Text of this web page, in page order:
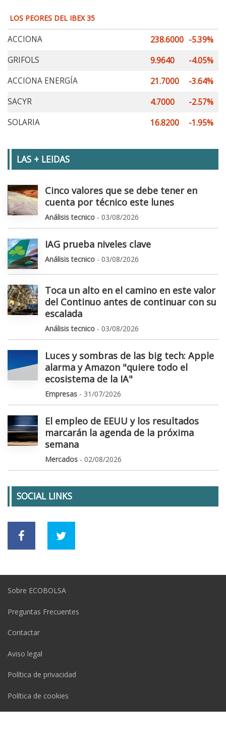
LOS PEORES DEL IBEX 35
ACCIONA 238.6000 -5.39%
GRIFOLS
9.9640
-4.05%
ACCIONA ENERGÍA
21.7000
-3.64%
SACYR
4.7000
-2.57%
SOLARIA
16.8200 -1.95%
LAS + LEIDAS
Cinco valores que se debe tener en
cuenta por técnico este lunes
Análisis tecnico - 03/08/2026
IAG prueba niveles clave
Análisis tecnico - 03/08/2026
Toca un alto en el camino en este valor
del Continuo antes de continuar con su
escalada
Análisis tecnico - 03/08/2026
Luces y sombras de las big tech: Apple
alarma y Amazon "quiere todo el
ecosistema de la IA"
Empresas - 31/07/2026
El empleo de EEUU y los resultados
marcarán la agenda de la próxima
semana
Mercados - 02/08/2026
SOCIAL LINKS
Sobre ECOBOLSA
Preguntas Frecuentes
Contactar
Aviso legal
Política de privacidad
Política de cookies